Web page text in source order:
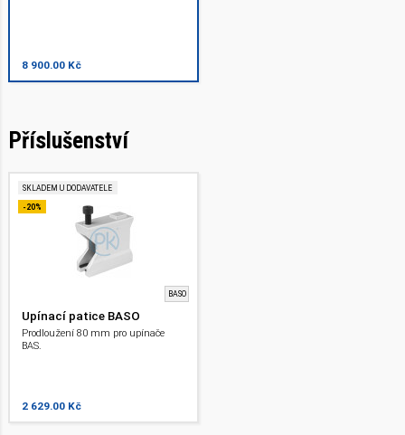
8 900.00 Kč
Příslušenství
SKLADEM U DODAVATELE
-20%
BASO
Upínací patice BASO
Prodloužení 80 mm pro upínače
BAS.
2 629.00 Kč